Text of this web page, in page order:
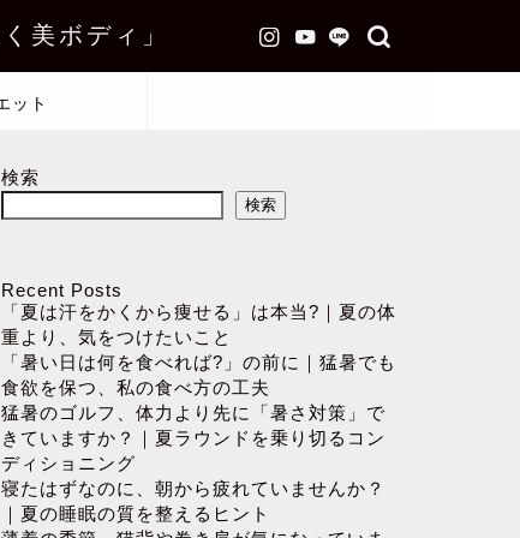
美ボディ」
ット
検索
検索
Recent Posts
「夏は汗をかくから痩せる」は本当?｜夏の体
重より、気をつけたいこと
「暑い日は何を食べれば?」の前に｜猛暑でも
食欲を保つ、私の食べ方の工夫
猛暑のゴルフ、体力より先に「暑さ対策」で
きていますか？｜夏ラウンドを乗り切るコン
ディショニング
寝たはずなのに、朝から疲れていませんか？
｜夏の睡眠の質を整えるヒント